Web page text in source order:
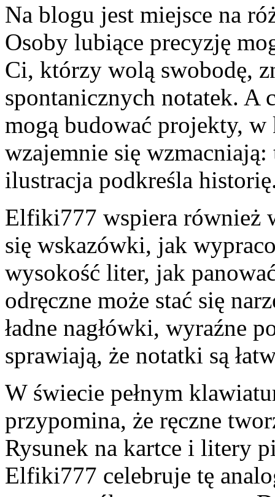
Na blogu jest miejsce na
Osoby lubiące precyzję
Ci, którzy wolą swobodę,
spontanicznych notatek. A
mogą budować projekty,
wzajemnie się wzmacniają:
ilustracja podkreśla
Elfiki777 wspiera również
się wskazówki, jak
wysokość liter, jak
odręczne może stać się
ładne nagłówki, wyraźne
sprawiają, że notatki są
W świecie pełnym
przypomina, że ręczne
Rysunek na kartce i litery
Elfiki777 celebruje tę